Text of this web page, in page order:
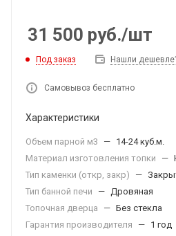
31 500 руб./шт
Под заказ Нашли
Самовывоз бесплатно
Характеристики
Объем парной м3 — 14-24 куб.м.
Материал изготовления топки
—
Тип каменки (откр, закр)
—
Тип банной печи
— Дровяная
Топочная дверца
— Без стекла
Гарантия производителя
— 1 год